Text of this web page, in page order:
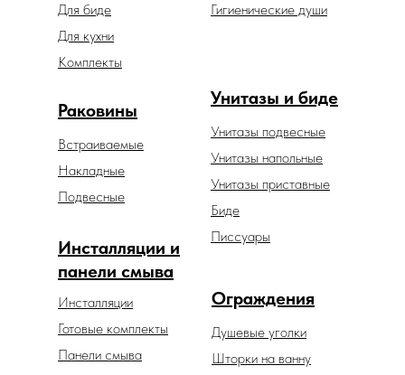
Гигиенические души
Унитазы и биде
Унитазы подвесные
Унитазы напольные
Унитазы приставные
Раковины
Встраиваемые
Накладные
Подвесные
Для биде
Для кухни
Ограждения
Душевые уголки
Шторки на ванну
Биде
Инсталляции и
панели смыва
Инсталляции
Готовые комплекты
Панели смыва
Комплекты
Писсуары